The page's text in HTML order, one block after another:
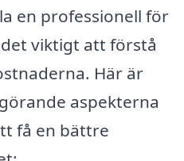
en professionell för
viktigt att förstå
Här är
aspekterna
få en bättre